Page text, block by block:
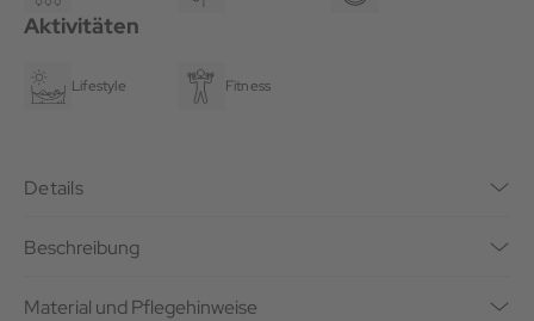
Aktivitäten
Lifestyle Fitness
Details
Beschreibung
Material und Pflegehinweise